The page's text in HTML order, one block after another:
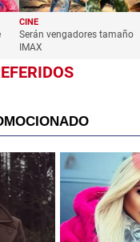
CINE
Serán vengadores tamaño
IMAX